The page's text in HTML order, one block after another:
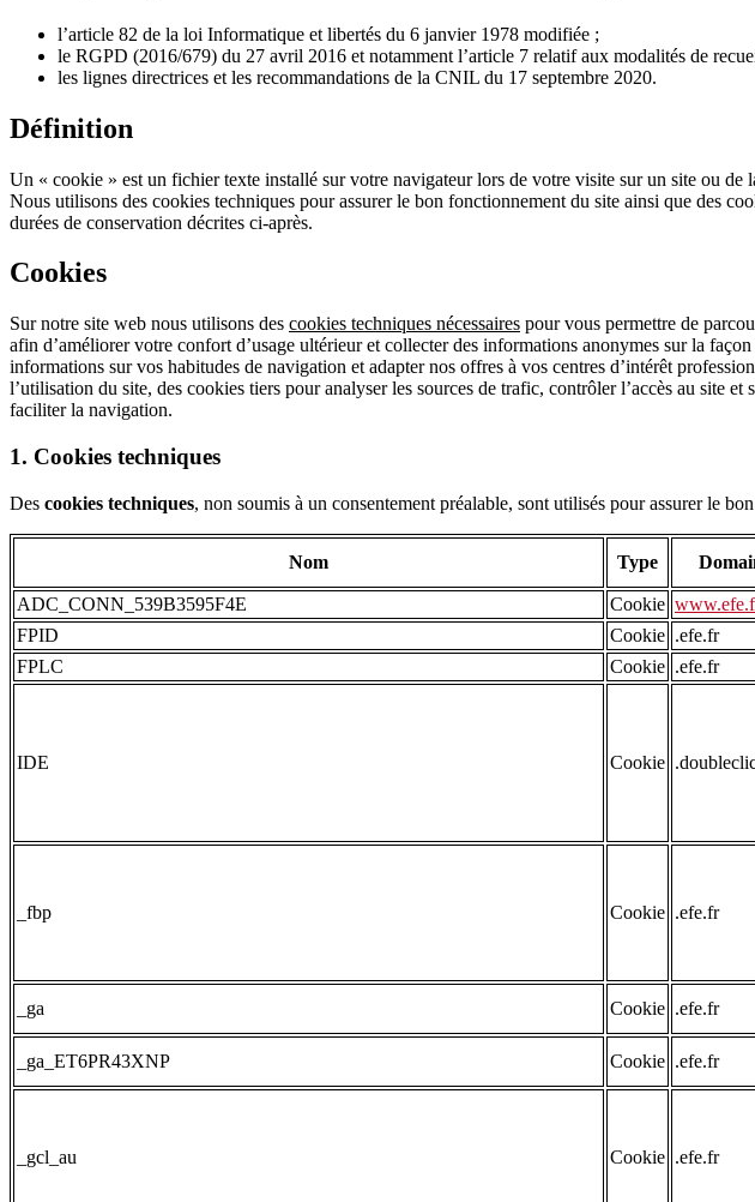
l’article 82 de la loi Informatique et libertés du 6 janvier 1978 modifiée ;
le RGPD (2016/679) du 27 avril 2016 et notamment l’article 7 relatif aux modalités de
les lignes directrices et les recommandations de la CNIL du 17 septembre 2020.
Définition
Un « cookie » est un fichier texte installé sur votre navigateur lors de votre visite sur un site ou de
Nous utilisons des cookies techniques pour assurer le bon fonctionnement du site ainsi que des
durées de conservation décrites ci-après.
Cookies
Sur notre site web nous utilisons des cookies techniques nécessaires pour vous permettre de
afin d’améliorer votre confort d’usage ultérieur et collecter des informations anonymes sur la
informations sur vos habitudes de navigation et adapter nos offres à vos centres d’intérêt
l’utilisation du site, des cookies tiers pour analyser les sources de trafic, contrôler l’accès au site
faciliter la navigation.
1. Cookies techniques
Des cookies techniques, non soumis à un consentement préalable, sont utilisés pour assurer le
Nom Type
ADC_CONN_539B3595F4E
Cookie
FPID
Cookie .efe.fr
FPLC
Cookie .efe.fr
IDE Cookie
_fbp Cookie .efe.fr
_ga Cookie .efe.fr
_ga_ET6PR43XNP Cookie .efe.fr
_gcl_au Cookie .efe.fr